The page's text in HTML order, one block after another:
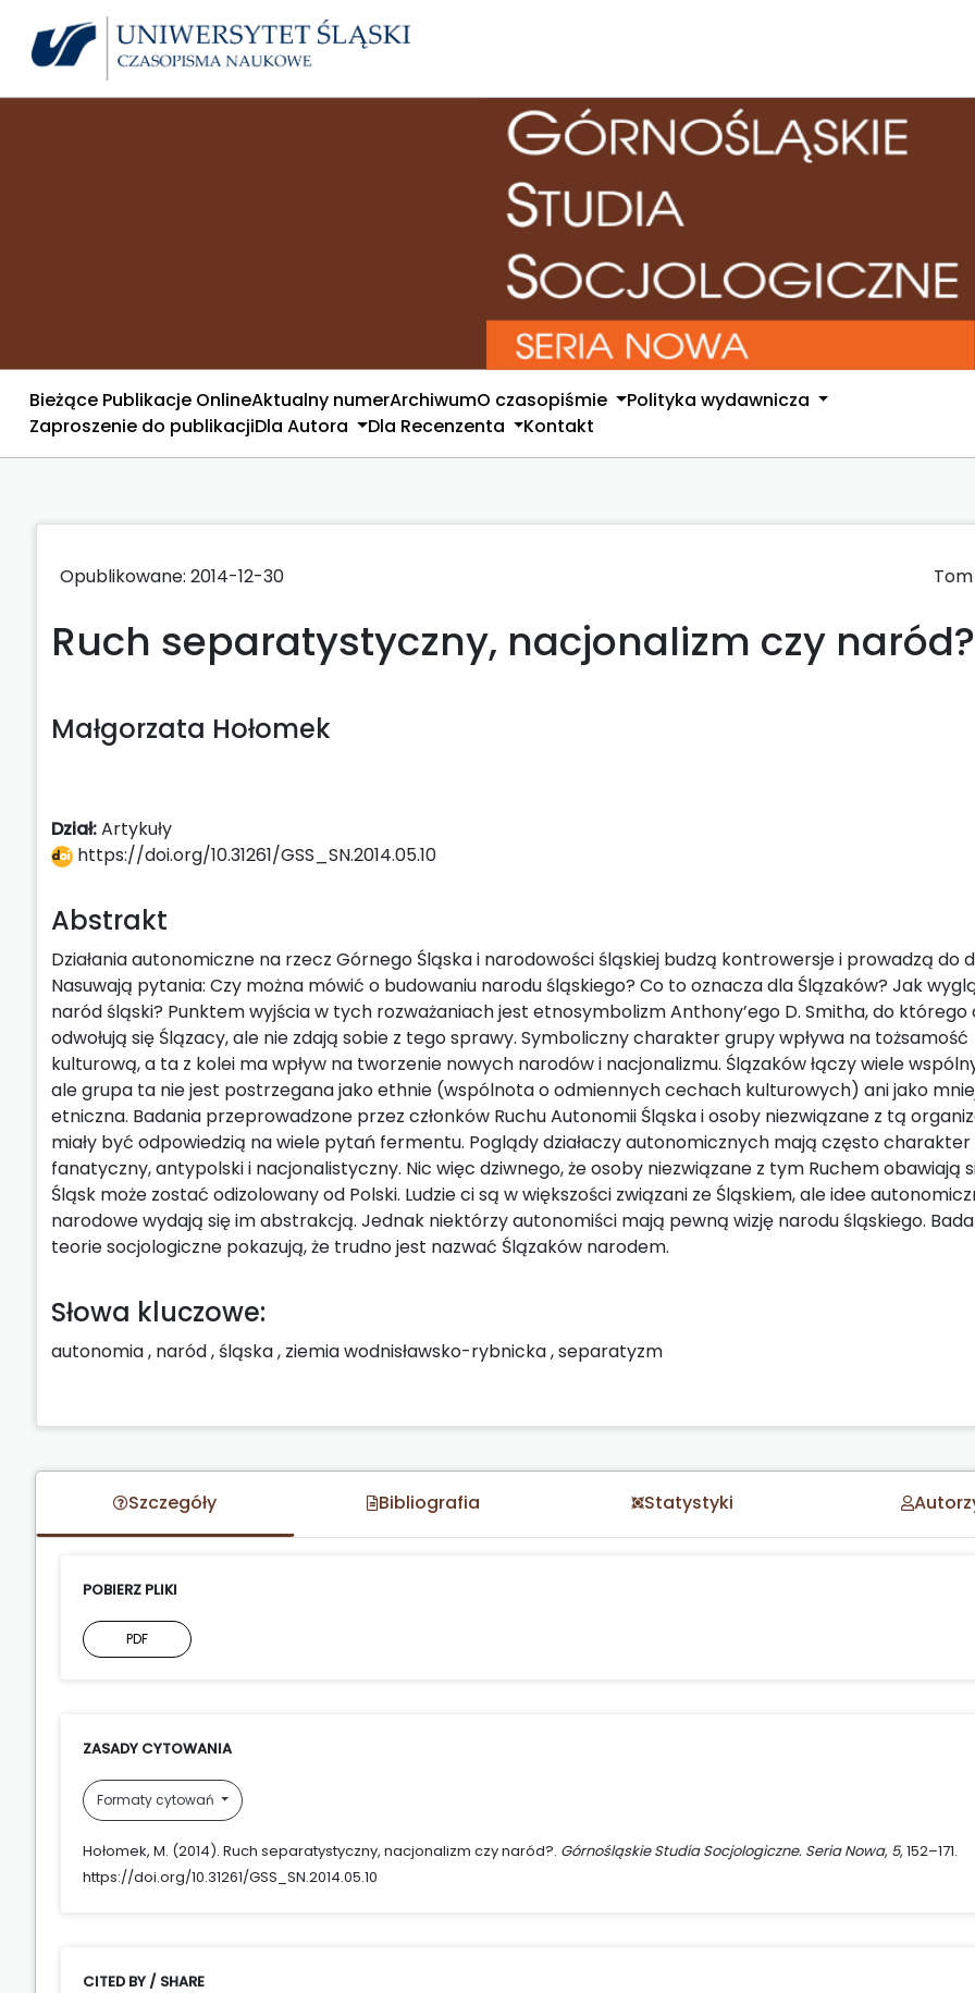
Bieżące Publikacje OnlineAktualny numerArchiwumO czasopiśmie
Polityka wydawnicza
Zaproszenie do publikacjiDla Autora Dla Recenzenta Kontakt
Opublikowane: 2014-12-30
Ruch separatystyczny, nacjonalizm czy naród?
Małgorzata Hołomek
Dział:Artykuły
https://doi.org/10.31261/GSS_SN.2014.05.10
Abstrakt
Działania autonomiczne na rzecz Górnego Śląska i narodowości śląskiej budzą kontrowersje i prowadzą do
Nasuwają pytania: Czy można mówić o budowaniu narodu śląskiego? Co to oznacza dla Ślązaków? Jak
naród śląski? Punktem wyjścia w tych rozważaniach jest etnosymbolizm Anthony’ego D. Smitha, do którego
odwołują się Ślązacy, ale nie zdają sobie z tego sprawy. Symboliczny charakter grupy wpływa na tożsamość
kulturową, a ta z kolei ma wpływ na tworzenie nowych narodów i nacjonalizmu. Ślązaków łączy wiele
ale grupa ta nie jest postrzegana jako ethnie (wspólnota o odmiennych cechach kulturowych) ani jako
etniczna. Badania przeprowadzone przez członków Ruchu Autonomii Śląska i osoby niezwiązane z tą
miały być odpowiedzią na wiele pytań fermentu. Poglądy działaczy autonomicznych mają często charakter
fanatyczny, antypolski i nacjonalistyczny. Nic więc dziwnego, że osoby niezwiązane z tym Ruchem obawiają
Śląsk może zostać odizolowany od Polski. Ludzie ci są w większości związani ze Śląskiem, ale idee
narodowe wydają się im abstrakcją. Jednak niektórzy autonomiści mają pewną wizję narodu śląskiego.
teorie socjologiczne pokazują, że trudno jest nazwać Ślązaków narodem.
Słowa kluczowe:
autonomia, naród,śląska, ziemia wodnisławsko-rybnicka,separatyzm
Szczegóły Bibliografia Statystyki
POBIERZ PLIKI
PDF
ZASADY CYTOWANIA
Formaty cytowań
Hołomek, M. (2014). Ruch separatystyczny, nacjonalizm czy naród?. Górnośląskie Studia Socjologiczne. Seria Nowa, 5, 152–171.
https://doi.org/10.31261/GSS_SN.2014.05.10
CITED BY / SHARE